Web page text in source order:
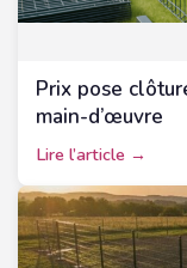
Prix pose
main-d’œuvre
Lire l’article →